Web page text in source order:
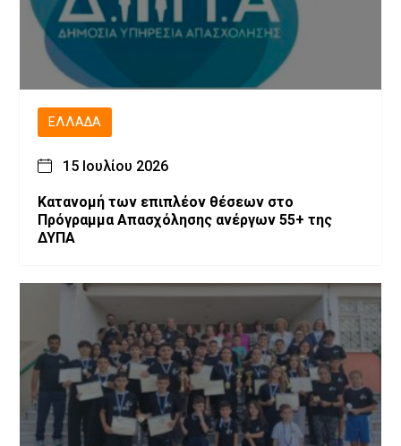
ΕΛΛΆΔΑ
15 Ιουλίου 2026
Κατανομή των επιπλέον θέσεων στο
Πρόγραμμα Απασχόλησης ανέργων 55+ της
ΔΥΠΑ